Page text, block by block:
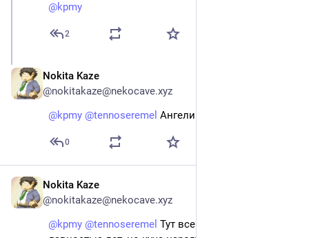
@kpmy
2
Nokita Kaze
@nokitakaze@nekocave.xyz
@kpmy @tennoseremel Ангелике Меркевне
0
Nokita Kaze
@nokitakaze@nekocave.xyz
@kpmy @tennoseremel Тут все уже позабыли за